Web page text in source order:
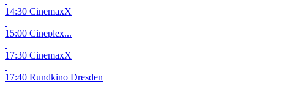
14:30 CinemaxX
15:00 Cineplex...
17:30 CinemaxX
17:40 Rundkino Dresden